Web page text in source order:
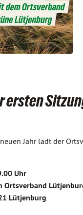
ersten
Jahr lädt der
Uhr
Ortsverband
Lütjenburg